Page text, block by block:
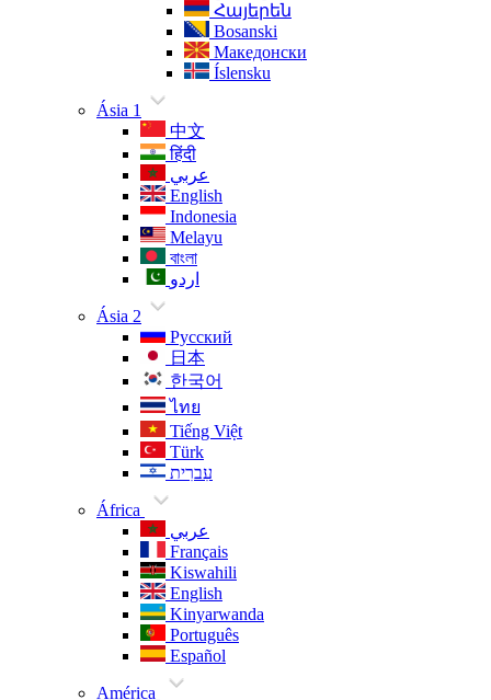
Հայերեն
Bosanski
Македонски
Íslensku
Ásia 1
中文
हिंदी
عربي
English
Indonesia
Melayu
বাংলা
اردو
Ásia 2
Русский
日本
한국어
ไทย
Tiếng Việt
Türk
עִברִית
África
عربي
Français
Kiswahili
English
Kinyarwanda
Português
Español
América